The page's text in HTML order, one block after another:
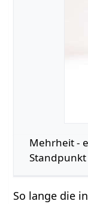
Standpunkt
So lange die